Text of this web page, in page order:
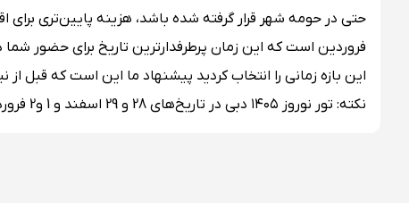
فروردین است که این زمان پرطرفدارترین تاریخ برای حضور
این بازه زمانی را انتخاب کردید پیشنهاد ما این است که قبل
نکته: تور نوروز ۱۴۰۵ دبی در تاریخ‌های 28 و 29 اسفند و 1 و2 فروردین کمی گران‌تر از بقیه تاریخ‌ها می‌باشد.